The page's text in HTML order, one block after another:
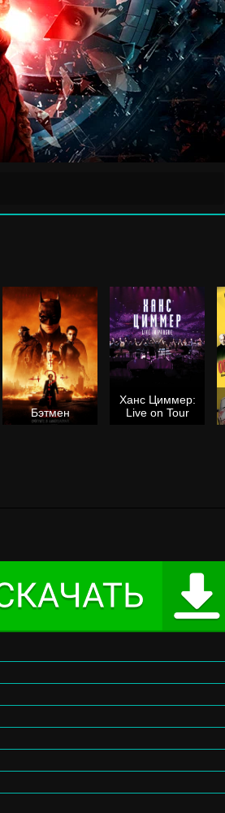
Бэтмен
Ханс Циммер:
Live on Tour